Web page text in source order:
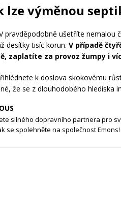
lze výměnou
pravděpodobně ušetříte
desítky tisíc korun. V případě
zaplatíte za provoz žumpy i
k doslova skokovému
že se z dlouhodobého hlediska
silného dopravního partnera pro
se spolehněte na společnost Emons!